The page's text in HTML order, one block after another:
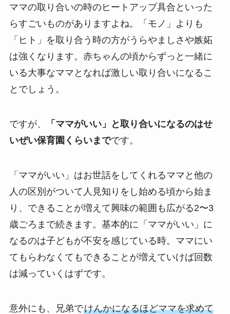
ママの取り合いの時のヒートアップ具合といった
らすごいものがありますよね。「モノ」よりも
「ヒト」を取り合う時の方がうらやましさや嫉妬
は強くなります。赤ちゃんの頃からずっと一緒に
いる大事なママとなれば激しい取り合いになるこ
とでしょう。
ですが、
「ママがいい」と取り合いになるのはせ
いぜい保育園くらいまでです。
「ママがいい」はお世話をしてくれるママと他の
人の区別がついて人見知りをし始める頃から始ま
り、できることが増えて興味の範囲も広がる2〜3
歳ごろまで続きます。基本的に「ママがいい」に
なるのは子どもが不安を感じている時。ママにい
てもらわなくてもできることが増えていけば回数
は減っていくはずです。
意外にも、兄弟でけんかになるほどママを求めて